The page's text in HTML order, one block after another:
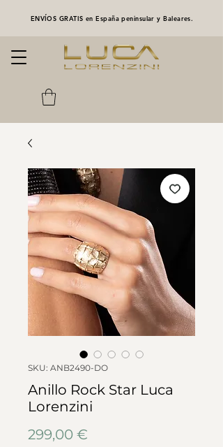
ENVÍOS GRATIS en España peninsular y Baleares.
SKU: ANB2490-DO
Anillo Rock Star Luca
Lorenzini
299,00 €